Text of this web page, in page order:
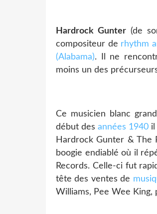
Hardrock Gunter (de
compositeur de rhythm
(Alabama). Il ne
moins un des
Ce musicien blanc
début des années 1940 il
Hardrock Gunter & The
boogie endiablé où il
Records. Celle-ci fut
tête des ventes de
Williams, Pee Wee King,